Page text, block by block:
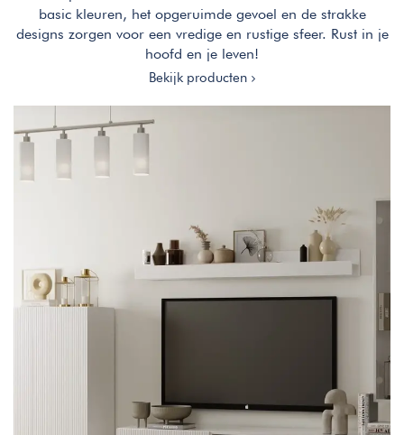
basic kleuren, het opgeruimde gevoel en de strakke
designs zorgen voor een vredige en rustige sfeer. Rust in je
hoofd en je leven!
Bekijk producten